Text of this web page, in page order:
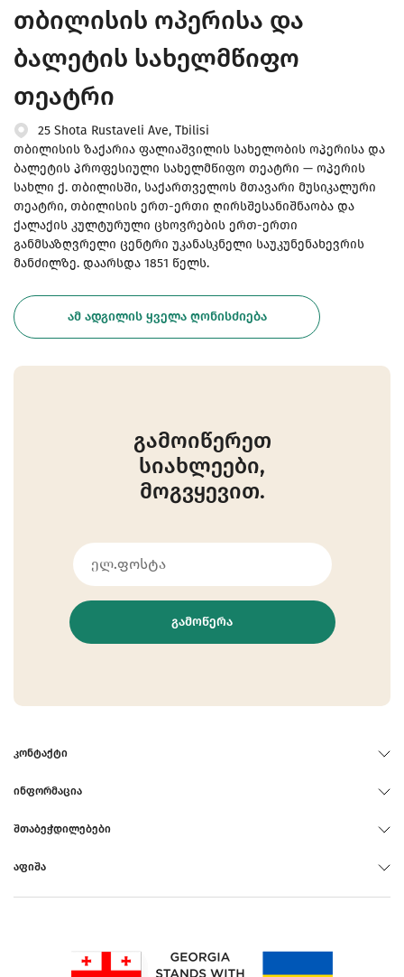
თბილისის ოპერისა და
ბალეტის სახელმწიფო
თეატრი
25 Shota Rustaveli Ave, Tbilisi
თბილისის ზაქარია ფალიაშვილის სახელობის ოპერისა და
ბალეტის პროფესიული სახელმწიფო თეატრი — ოპერის
სახლი ქ. თბილისში, საქართველოს მთავარი მუსიკალური
თეატრი, თბილისის ერთ-ერთი ღირსშესანიშნაობა და
ქალაქის კულტურული ცხოვრების ერთ-ერთი
განმსაზღვრელი ცენტრი უკანასკნელი საუკუნენახევრის
მანძილზე. დაარსდა 1851 წელს.
ᲐᲛ ᲐᲓᲒᲘᲚᲘᲡ ᲧᲕᲔᲚᲐ ᲦᲝᲜᲘᲡᲫᲘᲔᲑᲐ
გამოიწერეთ
სიახლეები,
მოგვყევით.
ᲒᲐᲛᲝᲬᲔᲠᲐ
ᲙᲝᲜᲢᲐᲥᲢᲘ
ᲘᲜᲤᲝᲠᲛᲐᲪᲘᲐ
ᲨᲗᲐᲑᲔᲭᲓᲘᲚᲔᲑᲔᲑᲘ
ᲐᲤᲘᲨᲐ